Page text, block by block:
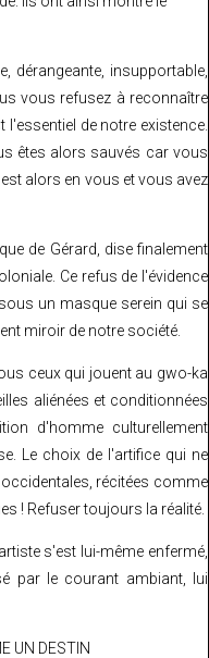
dérangeante, insupportable,
vous refusez à reconnaître
l'essentiel de notre existence.
êtes alors sauvés car vous
alors en vous et vous avez
de Gérard, dise finalement
Ce refus de l'évidence
un masque serein qui se
miroir de notre société.
ceux qui jouent au gwo-ka
aliénées et conditionnées
d'homme culturellement
Le choix de l'artifice qui ne
récitées comme
! Refuser toujours la réalité.
s'est lui-même enfermé,
par le courant ambiant, lui
UN DESTIN